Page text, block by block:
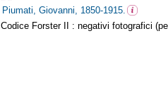
Piumati, Giovanni, 1850-1915.
Codice Forster II : negativi fotografici